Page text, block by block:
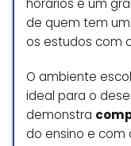
horários é um
de quem tem
os estudos com
O ambiente
ideal para o
demonstra
do ensino e